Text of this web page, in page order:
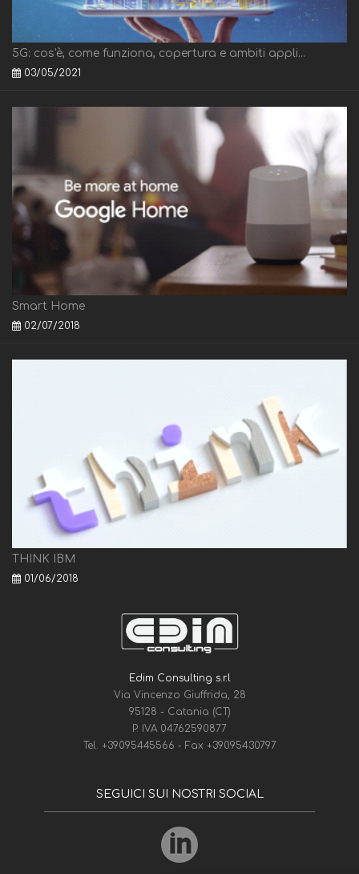
5G: cos'è, come funziona, copertura e ambiti appli...
03/05/2021
Smart Home
02/07/2018
THINK IBM
01/06/2018
Edim Consulting s.r.l
Via Vincenzo Giuffrida, 28
95128 - Catania (CT)
P. IVA 04762590877
Tel.
+39095445566 - Fax +39095430797
SEGUICI SUI NOSTRI SOCIAL